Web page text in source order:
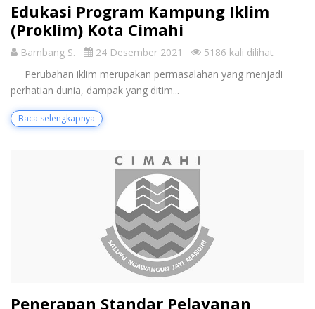
Edukasi Program Kampung Iklim
(Proklim) Kota Cimahi
Bambang S. 24 Desember 2021
5186 kali dilihat
Perubahan iklim merupakan permasalahan yang menjadi
perhatian dunia, dampak yang ditim...
Baca selengkapnya
Penerapan Standar Pelayanan